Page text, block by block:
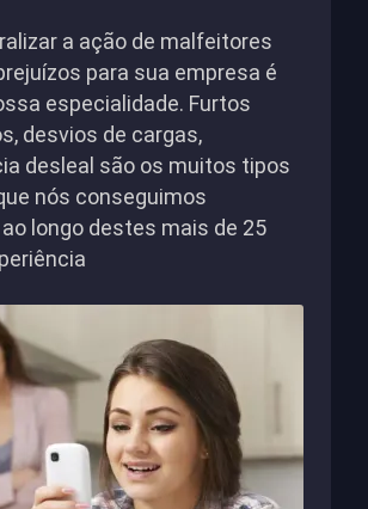
a ação de malfeitores
para sua empresa é
especialidade. Furtos
desvios de cargas,
desleal são os muitos tipos
nós conseguimos
longo destes mais de 25